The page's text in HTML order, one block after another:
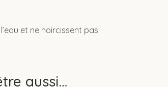
et ne noircissent pas.
aussi…